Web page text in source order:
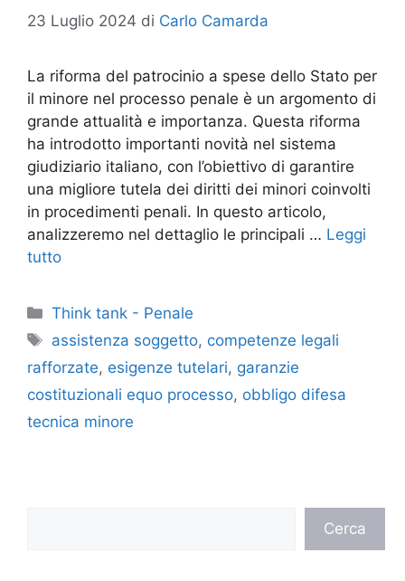
23 Luglio 2024 di Carlo Camarda
La riforma del patrocinio a spese dello Stato per
il minore nel processo penale è un argomento di
grande attualità e importanza. Questa riforma
ha introdotto importanti novità nel sistema
giudiziario italiano, con l’obiettivo di garantire
una migliore tutela dei diritti dei minori coinvolti
in procedimenti penali. In questo articolo,
analizzeremo nel dettaglio le principali … Leggi
tutto
Categorie
Think tank - Penale
Tag
assistenza soggetto, competenze legali
rafforzate, esigenze tutelari, garanzie
costituzionali equo processo, obbligo difesa
tecnica minore
Cerca